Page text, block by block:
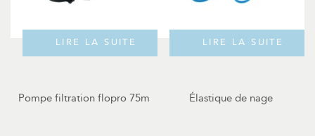
LIRE LA SUITE
Pompe filtration flopro 75m
LIRE LA SUITE
Élastique de nage